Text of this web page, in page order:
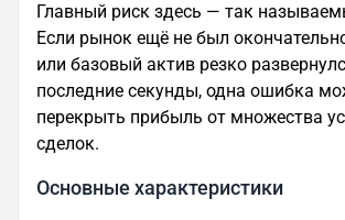
Главный риск здесь — так
Если рынок ещё не был
или базовый актив резко
последние секунды, одна ошибка
перекрыть прибыль от множества
сделок.
Основные характеристики